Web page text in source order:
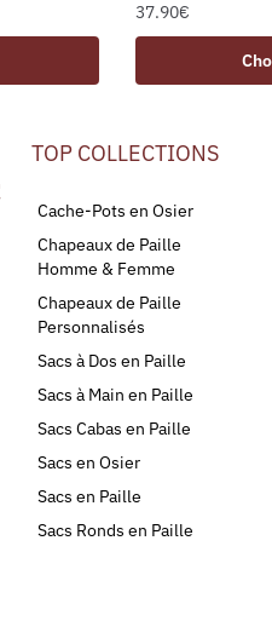
37.90€
TOP COLLECTIONS
Cache-Pots en Osier
Chapeaux de Paille
Homme & Femme
Chapeaux de Paille
Personnalisés
Sacs à Dos en Paille
Sacs à Main en Paille
Sacs Cabas en Paille
Sacs en Osier
Sacs en Paille
Sacs Ronds en Paille